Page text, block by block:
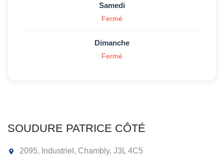
Samedi
Fermé
Dimanche
Fermé